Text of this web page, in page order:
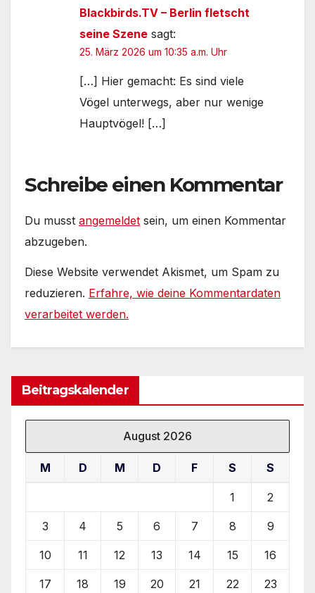
Blackbirds.TV – Berlin fletscht
seine Szene sagt:
25. März 2026 um 10:35 a.m. Uhr
[…] Hier gemacht: Es sind viele
Vögel unterwegs, aber nur wenige
Hauptvögel! […]
Schreibe einen Kommentar
Du musst angemeldet sein, um einen Kommentar
abzugeben.
Diese Website verwendet Akismet, um Spam zu
reduzieren. Erfahre, wie deine Kommentardaten
verarbeitet werden.
Beitragskalender
August 2026
M D M D F S S
1 2
3 4 5 6 7 8 9
10 11 12 13 14 15 16
17 18 19 20 21 22 23